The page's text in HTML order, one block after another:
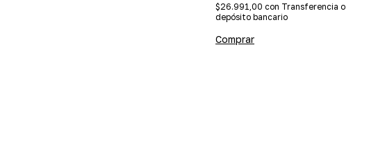
$26.991,00 con Transferencia o
depósito bancario
Comprar